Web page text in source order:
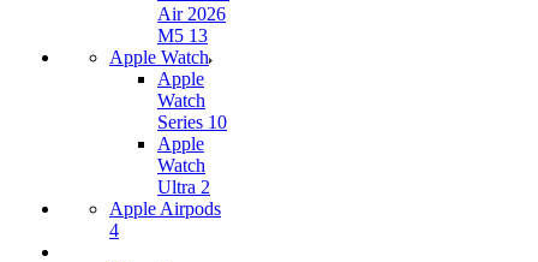
Air 2026
M5 13
Apple Watch
Apple
Watch
Series 10
Apple
Watch
Ultra 2
Apple Airpods
4